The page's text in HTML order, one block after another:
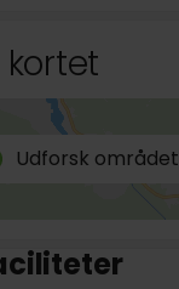
Udforsk området